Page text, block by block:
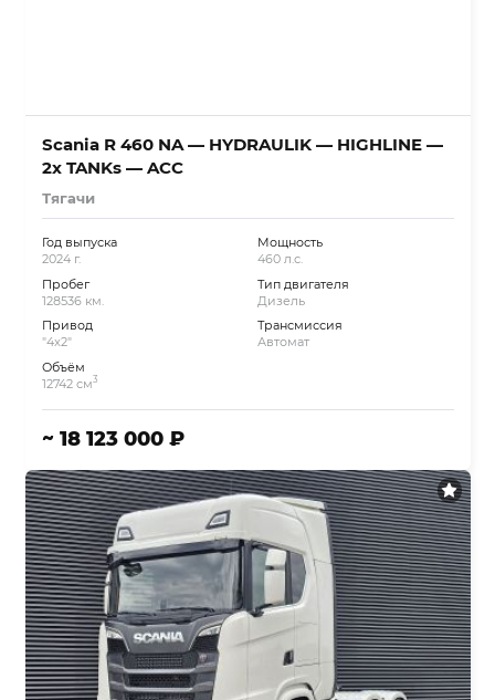
Scania R 460 NA — HYDRAULIK — HIGHLINE —
2x TANKs — ACC
Тягачи
Год выпуска
2024 г.
Пробег
128536 км.
Привод
"4x2"
Объём
12742 см3
Мощность
460 л.с.
Тип двигателя
Дизель
Трансмиссия
Автомат
~ 18 123 000 ₽